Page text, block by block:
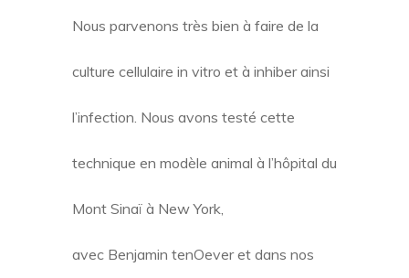
Nous parvenons très bien à faire de la
culture cellulaire in vitro et à inhiber ainsi
l’infection. Nous avons testé cette
technique en modèle animal à l’hôpital du
Mont Sinaï à New York,
avec Benjamin tenOever et dans nos